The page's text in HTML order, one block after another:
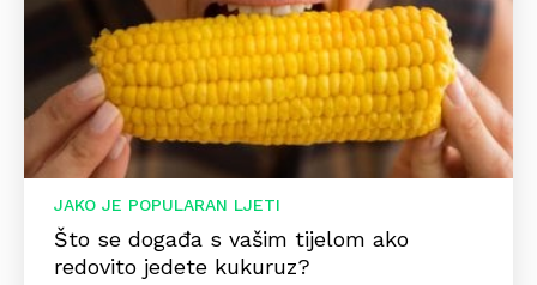
JAKO JE POPULARAN LJETI
Što se događa s vašim tijelom ako
redovito jedete kukuruz?